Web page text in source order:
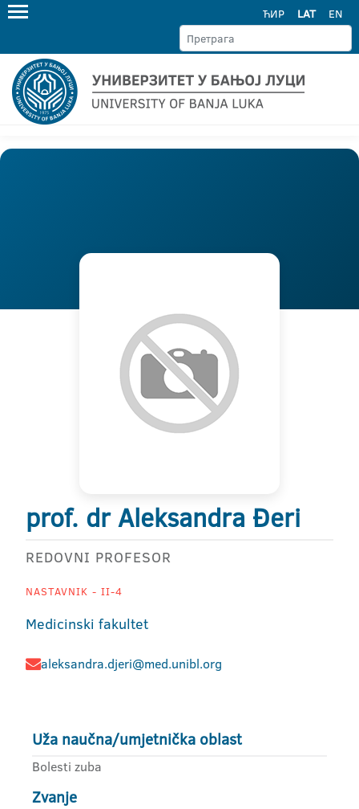
ЋИР LAT EN
prof. dr Aleksandra Đeri
REDOVNI PROFESOR
NASTAVNIK - II-4
Medicinski fakultet
aleksandra.djeri@med.unibl.org
Uža naučna/umjetnička oblast
Bolesti zuba
Zvanje